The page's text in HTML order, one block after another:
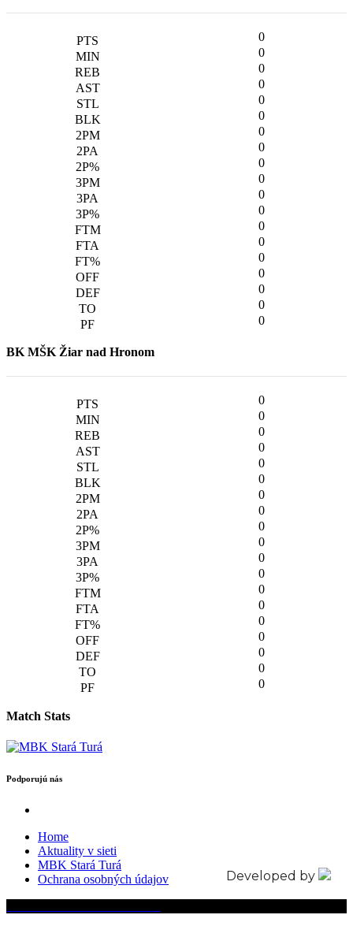
0
0
0
0
0
0
0
0
0
0
0
0
0
0
0
0
0
0
0
BK MŠK Žiar nad Hronom
0
0
0
0
0
0
0
0
0
0
0
0
0
0
0
0
0
0
0
Match Stats
Podporujú nás
Home
Aktuality v sieti
MBK Stará Turá
Ochrana osobných údajov
Developed by